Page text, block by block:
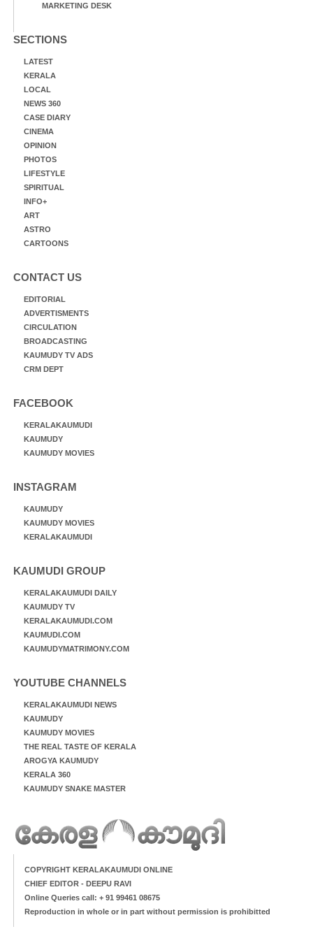
MARKETING DESK
SECTIONS
LATEST
KERALA
LOCAL
NEWS 360
CASE DIARY
CINEMA
OPINION
PHOTOS
LIFESTYLE
SPIRITUAL
INFO+
ART
ASTRO
CARTOONS
CONTACT US
EDITORIAL
ADVERTISMENTS
CIRCULATION
BROADCASTING
KAUMUDY TV ADS
CRM DEPT
FACEBOOK
KERALAKAUMUDI
KAUMUDY
KAUMUDY MOVIES
INSTAGRAM
KAUMUDY
KAUMUDY MOVIES
KERALAKAUMUDI
KAUMUDI GROUP
KERALAKAUMUDI DAILY
KAUMUDY TV
KERALAKAUMUDI.COM
KAUMUDI.COM
KAUMUDYMATRIMONY.COM
YOUTUBE CHANNELS
KERALAKAUMUDI NEWS
KAUMUDY
KAUMUDY MOVIES
THE REAL TASTE OF KERALA
AROGYA KAUMUDY
KERALA 360
KAUMUDY SNAKE MASTER
COPYRIGHT KERALAKAUMUDI ONLINE
CHIEF EDITOR - DEEPU RAVI
Online Queries call: + 91 99461 08675
Reproduction in whole or in part without permission is prohibitted